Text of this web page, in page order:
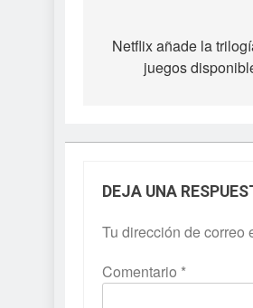
de
entradas
Netflix añade la
juegos
DEJA UNA
Tu dirección de correo
Comentario *